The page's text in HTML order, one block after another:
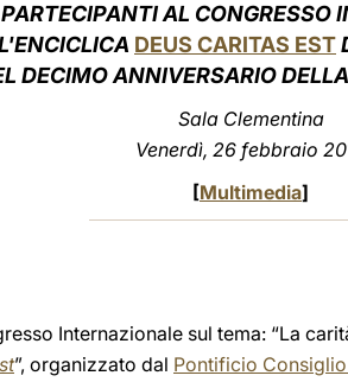
AL CONGRESSO
DEUS CARITAS EST
DECIMO ANNIVERSARIO
Sala Clementina
Venerdì, 26 febbraio
[Multimedia]
Internazionale sul tema: “La
”, organizzato dal Pontificio Consiglio